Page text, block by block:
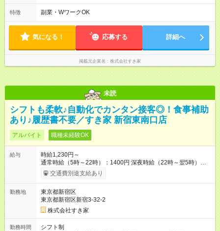
ます♪
特徴 副業・WワークOK
気になる！ 応募する 詳細へ
掲載元企業名 株式会社すき家
未読
シフトも柔軟♪自動化でカンタン接客◎！食事補助
あり♪履歴書不要／すき家 新宿東南口店
アルバイト 職種未経験OK
給与
時給1,230円～
通常時給（5時～22時）：1400円 深夜時給（22時～翌5時）：
1750円 高校生時給：1230円 【特別手当】早朝手当（5：00-9：
00）時給+150円 【試用期間】試用期間あり 試用期間の長さ：1
30日（※条件変更なし）ですが、切り上げで一ヶ月とさせてい
ただきます。 研修制度あり：15時間(研修中も同時給）
交通費別途支給あり
勤務地
東京都新宿区
東京都新宿区新宿3-32-2
株式会社すき家
勤務時間
シフト制